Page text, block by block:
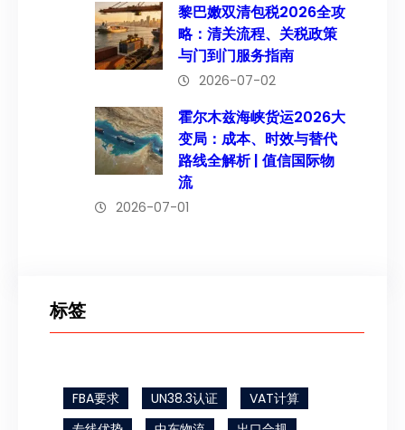
黎巴嫩双清包税2026全攻
略：清关流程、关税政策
与门到门服务指南
2026-07-02
霍尔木兹海峡货运2026大
变局：成本、时效与替代
路线全解析 | 值信国际物
流
2026-07-01
标签
FBA要求 UN38.3认证
VAT计算